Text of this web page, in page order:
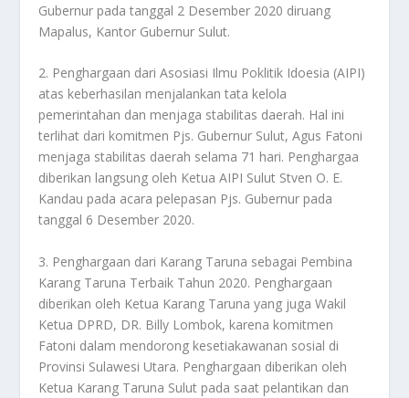
Gubernur pada tanggal 2 Desember 2020 diruang
Mapalus, Kantor Gubernur Sulut.
2. Penghargaan dari Asosiasi Ilmu Poklitik Idoesia (AIPI)
atas keberhasilan menjalankan tata kelola
pemerintahan dan menjaga stabilitas daerah. Hal ini
terlihat dari komitmen Pjs. Gubernur Sulut, Agus Fatoni
menjaga stabilitas daerah selama 71 hari. Penghargaa
diberikan langsung oleh Ketua AIPI Sulut Stven O. E.
Kandau pada acara pelepasan Pjs. Gubernur pada
tanggal 6 Desember 2020.
3. Penghargaan dari Karang Taruna sebagai Pembina
Karang Taruna Terbaik Tahun 2020. Penghargaan
diberikan oleh Ketua Karang Taruna yang juga Wakil
Ketua DPRD, DR. Billy Lombok, karena komitmen
Fatoni dalam mendorong kesetiakawanan sosial di
Provinsi Sulawesi Utara. Penghargaan diberikan oleh
Ketua Karang Taruna Sulut pada saat pelantikan dan